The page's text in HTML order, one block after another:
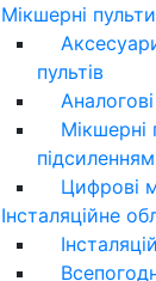
Мікшерні пульти
пультів
Аналогові
Мікшерні
підсиленням
Цифрові
Інсталяційне